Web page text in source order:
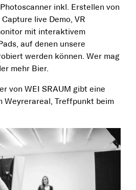
inkl. Erstellen von
live Demo, VR
mit interaktivem
auf denen unsere
werden können. Wer mag
mehr Bier.
von WEI SRAUM gibt eine
Weyrerareal, Treffpunkt beim